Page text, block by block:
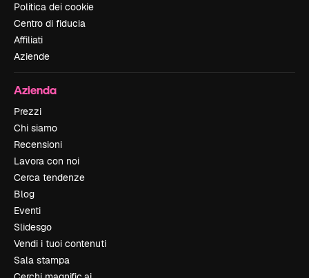
Politica dei cookie
Centro di fiducia
Affiliati
Aziende
Azienda
Prezzi
Chi siamo
Recensioni
Lavora con noi
Cerca tendenze
Blog
Eventi
Slidesgo
Vendi i tuoi contenuti
Sala stampa